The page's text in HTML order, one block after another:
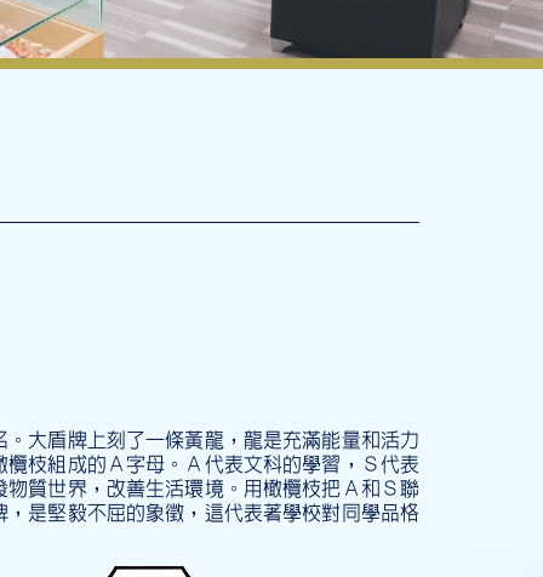
大盾牌上刻了一條黃龍，龍是充滿能量和活力
枝組成的Ａ字母。Ａ代表文科的學習，Ｓ代表
質世界，改善生活環境。用橄欖枝把Ａ和Ｓ聯
是堅毅不屈的象徵，這代表著學校對同學品格